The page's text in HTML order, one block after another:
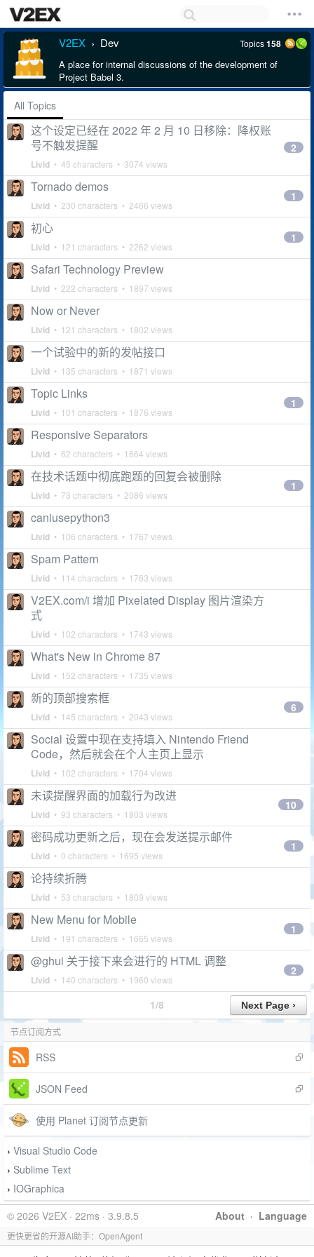
V2EX › Dev Topics158
A place for internal discussions of the development of
Project Babel 3.
All Topics
这个设定已经在 2022 年 2 月 10 日移除：降权账
号不触发提醒
Livid • 45 characters • 3074 views
2
Tornado demos
Livid • 230 characters • 2466 views
1
初心
Livid • 121 characters • 2262 views
1
Safari Technology Preview
Livid • 222 characters • 1897 views
Now or Never
Livid • 121 characters • 1802 views
一个试验中的新的发帖接口
Livid • 135 characters • 1871 views
Topic Links
Livid • 101 characters • 1876 views
1
Responsive Separators
Livid • 62 characters • 1664 views
在技术话题中彻底跑题的回复会被删除
Livid • 73 characters • 2086 views
1
caniusepython3
Livid • 106 characters • 1767 views
Spam Pattern
Livid • 114 characters • 1763 views
V2EX.com/i 增加 Pixelated Display 图片渲染方
式
Livid • 102 characters • 1743 views
What's New in Chrome 87
Livid • 152 characters • 1735 views
新的顶部搜索框
Livid • 145 characters • 2043 views
6
Social 设置中现在支持填入 Nintendo Friend
Code，然后就会在个人主页上显示
Livid • 102 characters • 1704 views
未读提醒界面的加载行为改进
Livid • 93 characters • 1803 views
10
密码成功更新之后，现在会发送提示邮件
Livid • 0 characters • 1695 views
1
论持续折腾
Livid • 53 characters • 1809 views
New Menu for Mobile
Livid • 191 characters • 1665 views
1
@ghui 关于接下来会进行的 HTML 调整
Livid • 140 characters • 1960 views
2
1/8
节点订阅方式
RSS
JSON Feed
使用 Planet 订阅节点更新
› Visual Studio Code
› Sublime Text
› IOGraphica
About · Language
© 2026 V2EX · 22ms · 3.9.8.5
更快更省的开源AI助手：OpenAgent